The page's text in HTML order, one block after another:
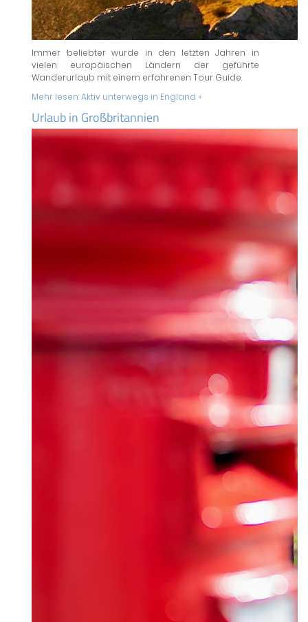
Immer beliebter wurde in den letzten Jahren in
vielen europäischen Ländern der geführte
Wanderurlaub mit einem erfahrenen Tour Guide.
Mehr lesen:Aktiv unterwegs in England »
Urlaub in Großbritannien